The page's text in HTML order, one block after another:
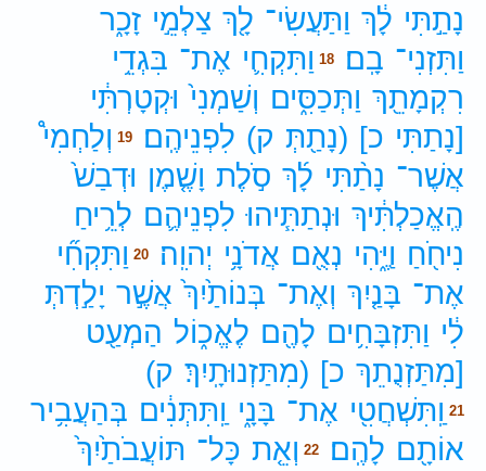
נָתַ֣תִּי לָ֔ךְ וַתַּעֲשִׂי־ לָ֖ךְ צַלְמֵ֣י זָכָ֑ר
וַתִּזְנִי־ בָֽם׃ 18 וַתִּקְחִ֛י אֶת־ בִּגְדֵ֥י
רִקְמָתֵ֖ךְ וַתְּכַסִּ֑ים וְשַׁמְנִי֙ וּקְטָרְתִּ֔י
[נָתַתִּי כ] (נָתַ֖תְּ ק) לִפְנֵיהֶֽם׃ 19 וְלַחְמִי֩
אֲשֶׁר־ נָתַ֨תִּי לָ֜ךְ סֹ֣לֶת וָשֶׁ֤מֶן וּדְבַשׁ֙
הֶֽאֱכַלְתִּ֔יךְ וּנְתַתִּ֧יהוּ לִפְנֵיהֶ֛ם לְרֵ֥יחַ
נִיחֹ֖חַ וַיֶּ֑הִי נְאֻ֖ם אֲדֹנָ֥י יְהוִֽה׃ 20 וַתִּקְחִ֞י
אֶת־ בָּנַ֤יִךְ וְאֶת־ בְּנוֹתַ֙יִךְ֙ אֲשֶׁ֣ר יָלַ֣דְתְּ
לִ֔י וַתִּזְבָּחִ֥ים לָהֶ֖ם לֶאֱכ֑וֹל הַמְעַ֖ט
[מִתַּזְנֻתֵךְ כ] (מִתַּזְנוּתָֽיִךְ׃ ק)
21 וַֽתִּשְׁחֲטִ֖י אֶת־ בָּנָ֑י וַֽתִּתְּנִ֔ים בְּהַעֲבִ֥יר
אוֹתָ֖ם לָהֶֽם׃ 22 וְאֵ֤ת כָּל־ תּוֹעֲבֹתַ֙יִךְ֙